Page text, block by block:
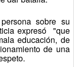
sobre su
expresó "que
educación, de
de una